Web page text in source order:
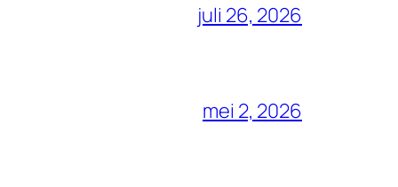
juli 26, 2026
mei 2, 2026